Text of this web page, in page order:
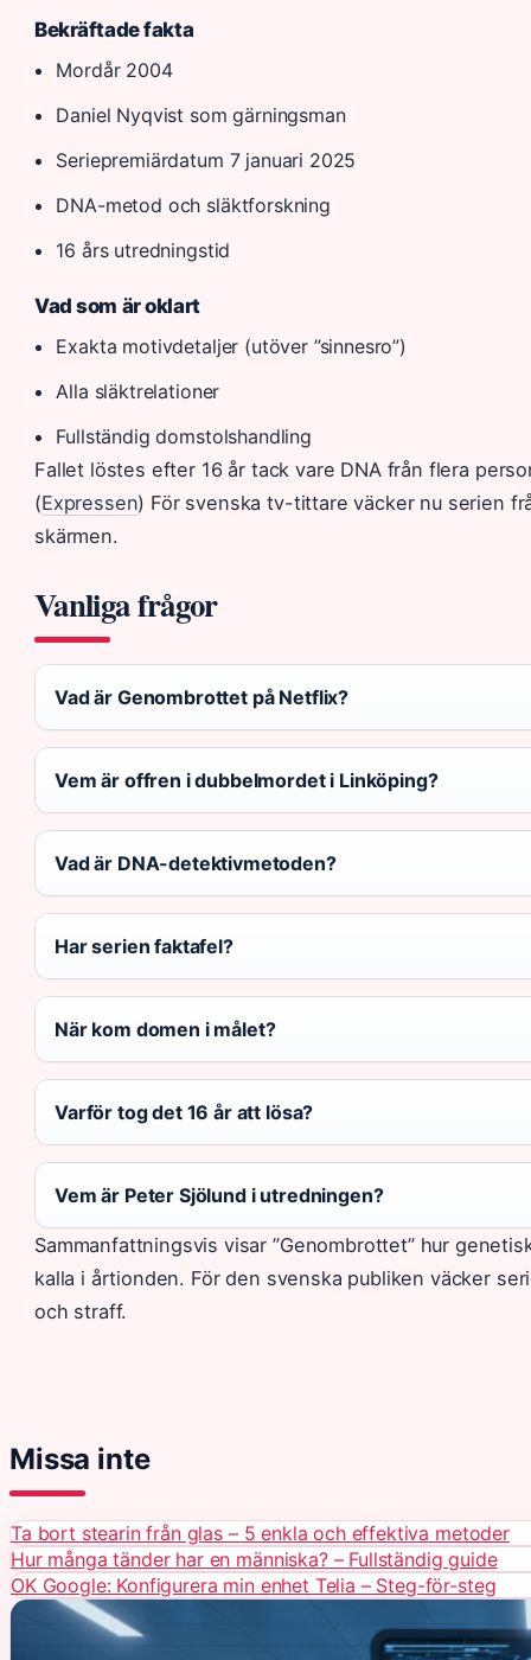
Bekräftade fakta
Mordår 2004
Daniel Nyqvist som gärningsman
Seriepremiärdatum 7 januari 2025
DNA-metod och släktforskning
16 års utredningstid
Vad som är oklart
Exakta motivdetaljer (utöver ”sinnesro”)
Alla släktrelationer
Fullständig domstolshandling
Fallet löstes efter 16 år tack vare DNA från flera
(Expressen) För svenska tv-tittare väcker nu serien
skärmen.
Vanliga frågor
Vad är Genombrottet på Netflix?
Vem är offren i dubbelmordet i Linköping?
Vad är DNA-detektivmetoden?
Har serien faktafel?
När kom domen i målet?
Varför tog det 16 år att lösa?
Vem är Peter Sjölund i utredningen?
Sammanfattningsvis visar ”Genombrottet” hur
kalla i årtionden. För den svenska publiken väcker
och straff.
Missa inte
Ta bort stearin från glas – 5 enkla och effektiva metoder
Hur många tänder har en människa? – Fullständig guide
OK Google: Konfigurera min enhet Telia – Steg-för-steg